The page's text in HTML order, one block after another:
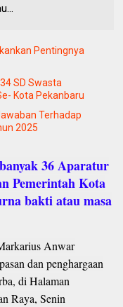
Pentingnya
SD Swasta
Kota Pekanbaru
Terhadap
2025
36 Aparatur
Pemerintah Kota
bakti atau masa
Anwar
dan penghargaan
di Halaman
Raya, Senin